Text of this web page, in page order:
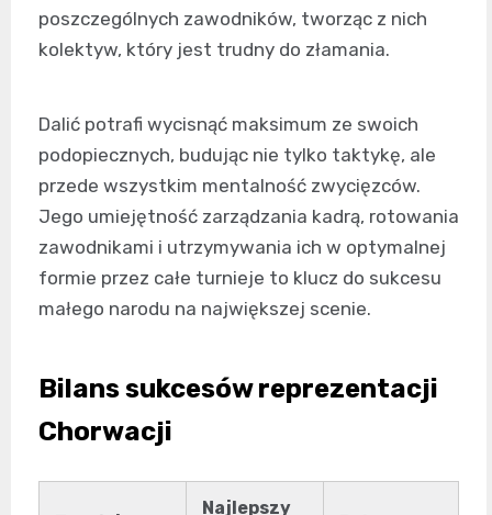
poszczególnych zawodników, tworząc z nich
kolektyw, który jest trudny do złamania.
Dalić potrafi wycisnąć maksimum ze swoich
podopiecznych, budując nie tylko taktykę, ale
przede wszystkim mentalność zwycięzców.
Jego umiejętność zarządzania kadrą, rotowania
zawodnikami i utrzymywania ich w optymalnej
formie przez całe turnieje to klucz do sukcesu
małego narodu na największej scenie.
Bilans sukcesów reprezentacji
Chorwacji
Najlepszy